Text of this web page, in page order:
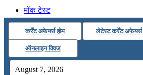
मॉक टेस्ट
टुडेज जीके
Menu Menu
कर्रेंट अफेयर्स होम लेटेस्ट कर्रेंट अफेयर्स
ऑनलाइन क्विज
August 7, 2026